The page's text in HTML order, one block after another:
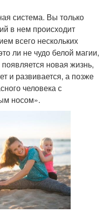
система. Вы только
в нем происходит
всего нескольких
ли не чудо белой магии,
новая жизнь,
и развивается, а позже
человека с
носом».